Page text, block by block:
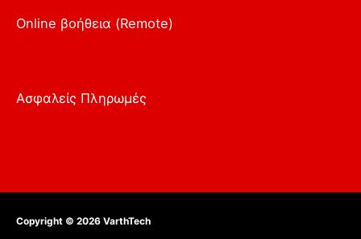
Online βοήθεια (Remote)
Ασφαλείς Πληρωμές
Copyright © 2026 VarthTech